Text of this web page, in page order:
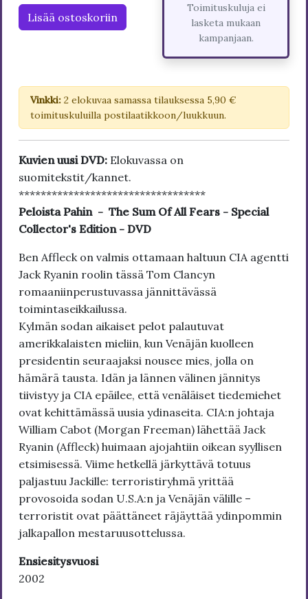
Lisää ostoskoriin
Toimituskuluja ei
lasketa mukaan
kampanjaan.
Vinkki: 2 elokuvaa samassa tilauksessa 5,90 €
toimituskuluilla postilaatikkoon/luukkuun.
Kuvien uusi DVD: Elokuvassa on
suomitekstit/kannet.
**********************************
Peloista Pahin - The Sum Of All Fears - Special
Collector's Edition - DVD
Ben Affleck on valmis ottamaan haltuun CIA agentti
Jack Ryanin roolin tässä Tom Clancyn
romaaniinperustuvassa jännittävässä
toimintaseikkailussa.
Kylmän sodan aikaiset pelot palautuvat
amerikkalaisten mieliin, kun Venäjän kuolleen
presidentin seuraajaksi nousee mies, jolla on
hämärä tausta. Idän ja lännen välinen jännitys
tiivistyy ja CIA epäilee, että venäläiset tiedemiehet
ovat kehittämässä uusia ydinaseita. CIA:n johtaja
William Cabot (Morgan Freeman) lähettää Jack
Ryanin (Affleck) huimaan ajojahtiin oikean syyllisen
etsimisessä. Viime hetkellä järkyttävä totuus
paljastuu Jackille: terroristiryhmä yrittää
provosoida sodan U.S.A:n ja Venäjän välille –
terroristit ovat päättäneet räjäyttää ydinpommin
jalkapallon mestaruusottelussa.
Ensiesitysvuosi
2002